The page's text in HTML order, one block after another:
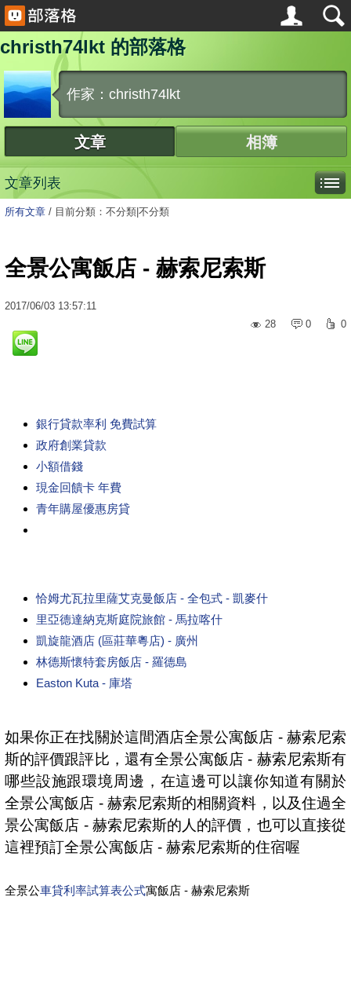
christh74lkt 的部落格
作家：christh74lkt
文章 相簿
文章列表
所有文章 / 目前分類：不分類|不分類
全景公寓飯店 - 赫索尼索斯
2017/06/03 13:57:11
28
0 0
銀行貸款率利 免費試算
政府創業貸款
小額借錢
現金回饋卡 年費
青年購屋優惠房貸
恰姆尤瓦拉里薩艾克曼飯店 - 全包式 - 凱麥什
里亞德達納克斯庭院旅館 - 馬拉喀什
凱旋龍酒店 (區莊華粵店) - 廣州
林德斯懷特套房飯店 - 羅德島
Easton Kuta - 庫塔
如果你正在找關於這間酒店全景公寓飯店 - 赫索尼索
斯的評價跟評比，還有全景公寓飯店 - 赫索尼索斯有
哪些設施跟環境周邊，在這邊可以讓你知道有關於
全景公寓飯店 - 赫索尼索斯的相關資料，以及住過全
景公寓飯店 - 赫索尼索斯的人的評價，也可以直接從
這裡預訂全景公寓飯店 - 赫索尼索斯的住宿喔
全景公車貸利率試算表公式寓飯店 - 赫索尼索斯